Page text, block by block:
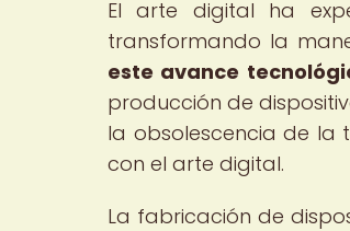
El arte digital ha
transformando la
este avance
producción de
la obsolescencia de la
con el arte digital.
La fabricación de